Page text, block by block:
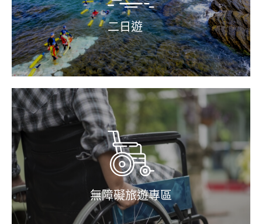
二日遊
無障礙旅遊專區